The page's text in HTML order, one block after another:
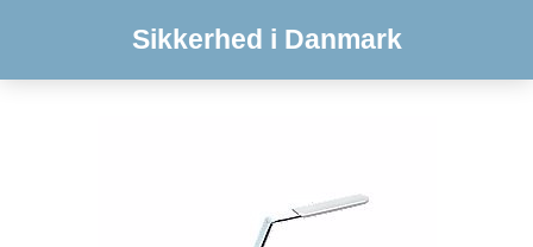
Sikkerhed i Danmark